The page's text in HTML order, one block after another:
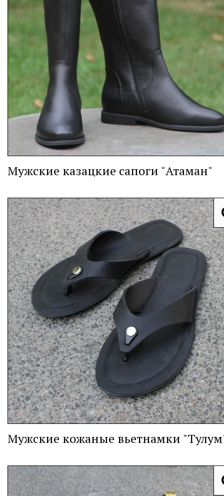
Мужские казацкие сапоги "Атаман"
Мужские кожаные вьетнамки